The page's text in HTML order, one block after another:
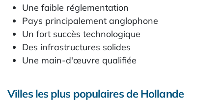
Une faible réglementation
Pays principalement anglophone
Un fort succès technologique
Des infrastructures solides
Une main-d'œuvre qualifiée
Villes les plus populaires de Hollande